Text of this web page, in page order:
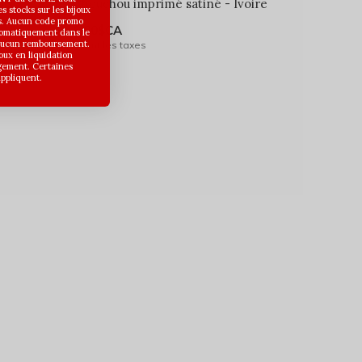
Chouchou imprimé satiné - Ivoire
6,00$CA
Avant les taxes
stocks sur les bijoux
Aucun code promo
dans le
remboursement.
en liquidation
Certaines